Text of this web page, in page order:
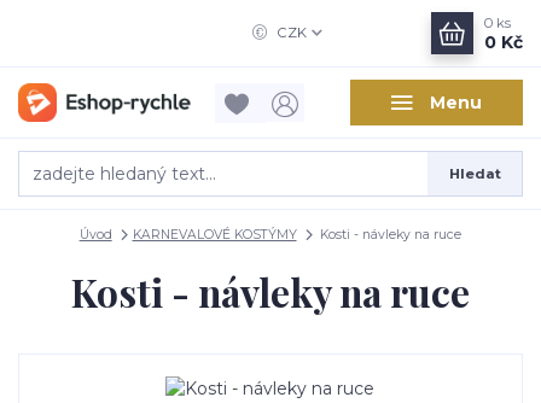
Menu
CZK
Hledat
0 ks
0 Kč
Úvod KARNEVALOVÉ KOSTÝMY Kosti - návleky na ruce
Kosti - návleky na ruce